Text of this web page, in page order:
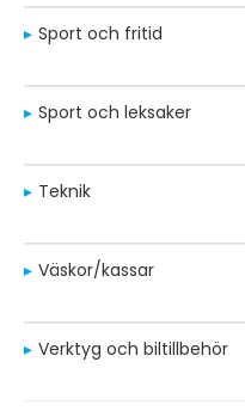
Sport och fritid
Sport och leksaker
Teknik
Väskor/kassar
Verktyg och biltillbehör